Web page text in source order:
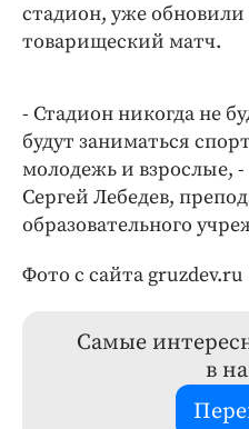
стадион, уже обновили
товарищеский матч.
- Стадион никогда не
будут заниматься
молодежь и взрослые,
Сергей Лебедев,
образовательного
Фото с сайта gruzdev.ru
Самые
в